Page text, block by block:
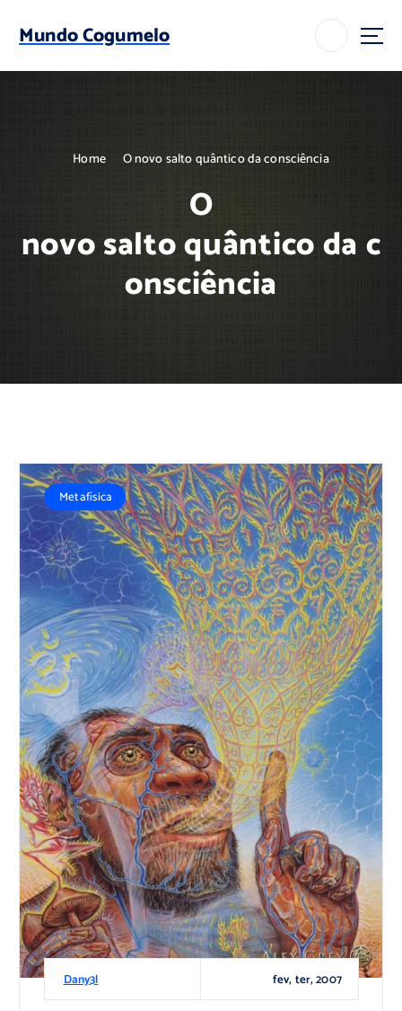
p
Mundo Cogumelo
Home O novo salto quântico da consciência
O
novo salto quântico da c
onsciência
Dany3l fev, ter, 2007
Metafísica